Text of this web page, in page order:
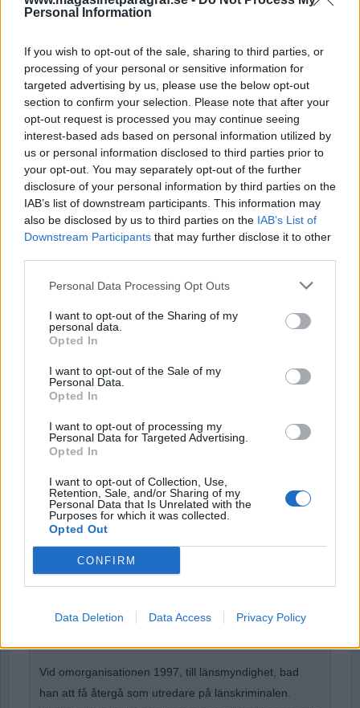
Personal Information
If you wish to opt-out of the sale, sharing to third parties, or
processing of your personal or sensitive information for
targeted advertising by us, please use the below opt-out
section to confirm your selection. Please note that after your
opt-out request is processed you may continue seeing
interest-based ads based on personal information utilized by
us or personal information disclosed to third parties prior to
your opt-out. You may separately opt-out of the further
disclosure of your personal information by third parties on the
IAB’s list of downstream participants. This information may
also be disclosed by us to third parties on the IAB’s List of
Downstream Participants that may further disclose it to other
Personal Data Processing Opt Outs
I want to opt-out of the Sharing of my
personal data.
Opted In
I want to opt-out of the Sale of my
Personal Data.
Opted In
I want to opt-out of processing my
Personal Data for Targeted Advertising.
Opted In
I want to opt-out of Collection, Use,
Retention, Sale, and/or Sharing of my
Personal Data that Is Unrelated with the
Purposes for which it was collected.
Opted Out
CONFIRM
Data Deletion Data Access Privacy Policy
har ballat ur? Hennes stora tema är att varje
Börja prenumerera för att läsa detta innehåll.
Starta din prenumeration
Eller logga in på ditt konto nedan:
Password
Remember Me
Forgot Password
Stöd Para§rafs bevakning av högerextremismen
har under nästan hela sin tid inom
kriminalpolisen arbetat med företrädesvis de grövsta
med ett 40-tal medarbetare. Från 1993-1997 rotelchef
Vid omorganisationen 1997, till länsmyndighet, bad
han att få återgå som utredare på länskriminalen.